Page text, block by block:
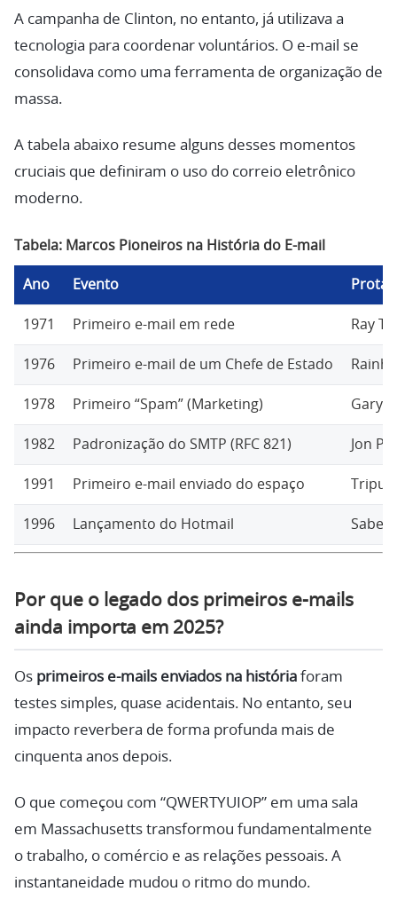
A campanha de Clinton, no entanto, já utilizava a
tecnologia para coordenar voluntários. O e-mail se
consolidava como uma ferramenta de organização de
massa.
A tabela abaixo resume alguns desses momentos
cruciais que definiram o uso do correio eletrônico
moderno.
Tabela: Marcos Pioneiros na História do E-mail
Ano Evento
1971 Primeiro e-mail em rede Ray
1976 Primeiro e-mail de um Chefe de Estado
1978 Primeiro “Spam” (Marketing) Gary
1982 Padronização do SMTP (RFC 821) Jon
1991 Primeiro e-mail enviado do espaço
1996 Lançamento do Hotmail
Por que o legado dos primeiros e-mails
ainda importa em 2025?
Os primeiros e-mails enviados na história foram
testes simples, quase acidentais. No entanto, seu
impacto reverbera de forma profunda mais de
cinquenta anos depois.
O que começou com “QWERTYUIOP” em uma sala
em Massachusetts transformou fundamentalmente
o trabalho, o comércio e as relações pessoais. A
instantaneidade mudou o ritmo do mundo.